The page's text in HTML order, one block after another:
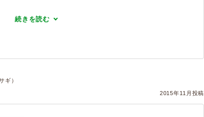
続きを読む
ギ）
2015年11月投稿